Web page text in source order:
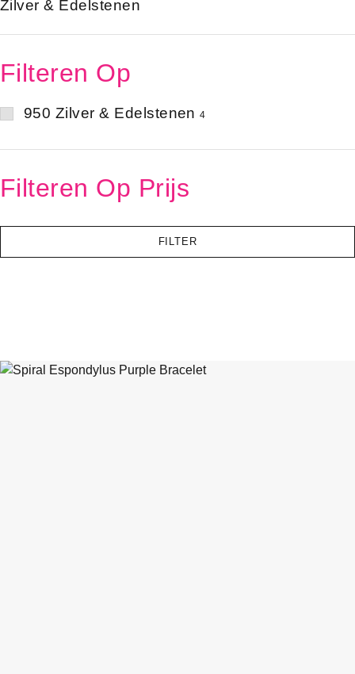
Zilver & Edelstenen
Filteren Op
950 Zilver & Edelstenen 4
Filteren Op Prijs
FILTER